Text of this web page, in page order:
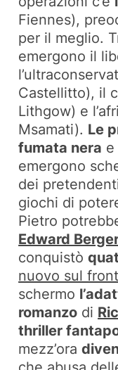
Fiennes),
per il meglio.
emergono il
Castellitto), il
Lithgow) e
Msamati). Le
fumata nera e
emergono
dei
giochi di
Pietro
Edward
conquistò
nuovo sul
schermo
romanzo di
thriller
mezz’ora